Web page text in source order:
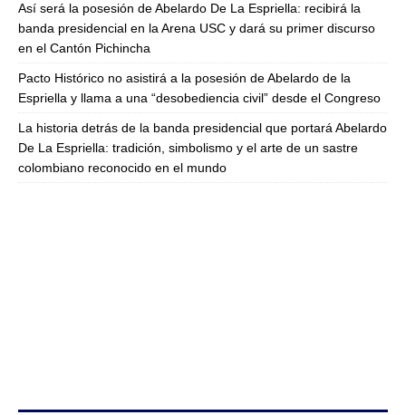
Así será la posesión de Abelardo De La Espriella: recibirá la
banda presidencial en la Arena USC y dará su primer discurso
en el Cantón Pichincha
Pacto Histórico no asistirá a la posesión de Abelardo de la
Espriella y llama a una “desobediencia civil” desde el Congreso
La historia detrás de la banda presidencial que portará Abelardo
De La Espriella: tradición, simbolismo y el arte de un sastre
colombiano reconocido en el mundo